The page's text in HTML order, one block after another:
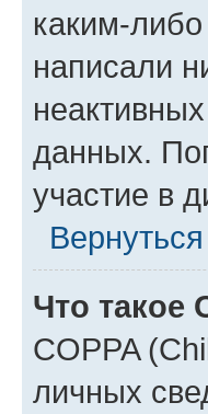
каким-
написали
данных.
участие в
Что такое
COPPA
личных